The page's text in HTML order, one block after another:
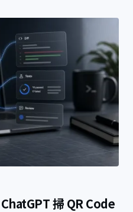
掃 QR Code